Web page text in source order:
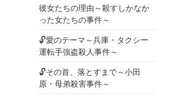
彼女たちの理由～殺すしかなか
った女たちの事件～
🔓愛のテーマ～兵庫・タクシー
運転手強盗殺人事件～
🔓その首、落とすまで～小田
原・母弟殺害事件～